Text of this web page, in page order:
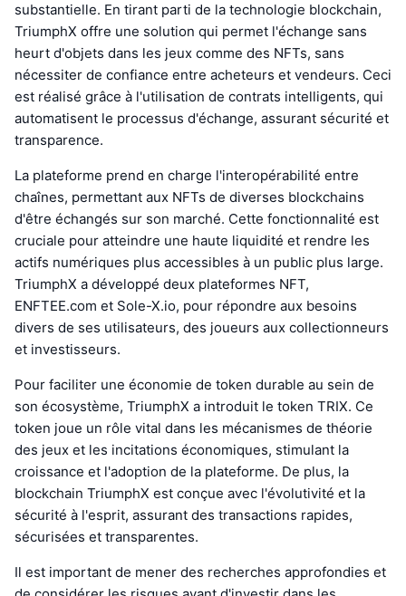
substantielle. En tirant parti de la technologie blockchain,
TriumphX offre une solution qui permet l'échange sans
heurt d'objets dans les jeux comme des NFTs, sans
nécessiter de confiance entre acheteurs et vendeurs. Ceci
est réalisé grâce à l'utilisation de contrats intelligents, qui
automatisent le processus d'échange, assurant sécurité et
transparence.
La plateforme prend en charge l'interopérabilité entre
chaînes, permettant aux NFTs de diverses blockchains
d'être échangés sur son marché. Cette fonctionnalité est
cruciale pour atteindre une haute liquidité et rendre les
actifs numériques plus accessibles à un public plus large.
TriumphX a développé deux plateformes NFT,
ENFTEE.com et Sole-X.io, pour répondre aux besoins
divers de ses utilisateurs, des joueurs aux collectionneurs
et investisseurs.
Pour faciliter une économie de token durable au sein de
son écosystème, TriumphX a introduit le token TRIX. Ce
token joue un rôle vital dans les mécanismes de théorie
des jeux et les incitations économiques, stimulant la
croissance et l'adoption de la plateforme. De plus, la
blockchain TriumphX est conçue avec l'évolutivité et la
sécurité à l'esprit, assurant des transactions rapides,
sécurisées et transparentes.
Il est important de mener des recherches approfondies et